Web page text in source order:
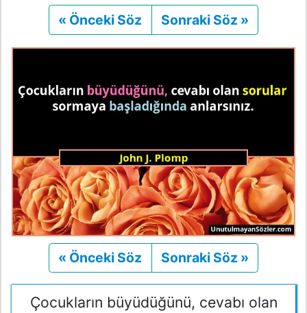
« Önceki Söz Önceki
Sonraki Söz »
« Önceki Söz Önceki
Sonraki Söz »
Çocukların büyüdüğünü, cevabı olan